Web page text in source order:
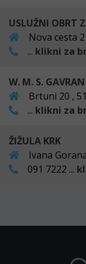
USLUŽNI OBRT
Nova cesta
... klikni za
W. M. S.
Brtuni 20 ,
... klikni za
ŽIŽULA KRK
Ivana
091 7222 ...